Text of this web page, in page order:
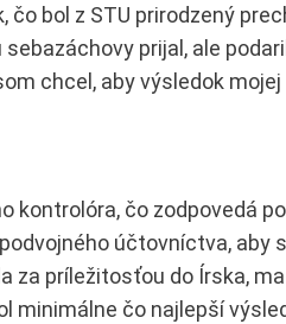
čo bol z STU prirodzený
prijal, ale
chcel, aby výsledok
kontrolóra, čo zodpovedá
účtovníctva,
za príležitosťou do Írska,
minimálne čo najlepší